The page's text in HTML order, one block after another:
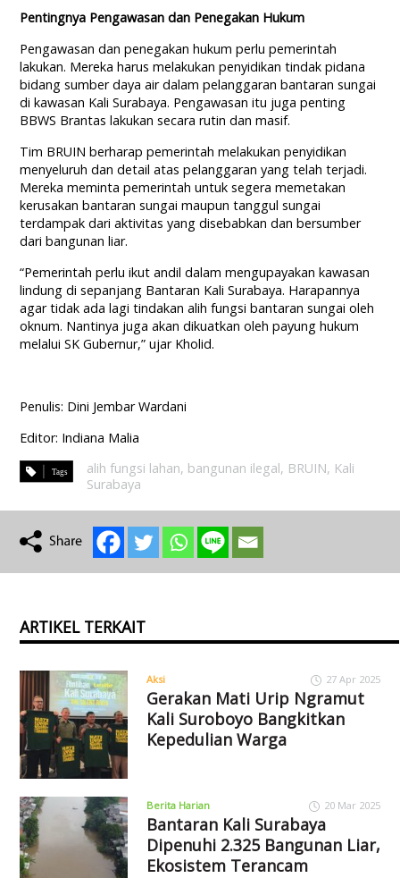
Pentingnya Pengawasan dan Penegakan Hukum
Pengawasan dan penegakan hukum perlu pemerintah
lakukan. Mereka harus melakukan penyidikan tindak pidana
bidang sumber daya air dalam pelanggaran bantaran sungai
di kawasan Kali Surabaya. Pengawasan itu juga penting
BBWS Brantas lakukan secara rutin dan masif.
Tim BRUIN berharap pemerintah melakukan penyidikan
menyeluruh dan detail atas pelanggaran yang telah terjadi.
Mereka meminta pemerintah untuk segera memetakan
kerusakan bantaran sungai maupun tanggul sungai
terdampak dari aktivitas yang disebabkan dan bersumber
dari bangunan liar.
“Pemerintah perlu ikut andil dalam mengupayakan kawasan
lindung di sepanjang Bantaran Kali Surabaya. Harapannya
agar tidak ada lagi tindakan alih fungsi bantaran sungai oleh
oknum. Nantinya juga akan dikuatkan oleh payung hukum
melalui SK Gubernur,” ujar Kholid.
Penulis: Dini Jembar Wardani
Editor: Indiana Malia
alih fungsi lahan, bangunan ilegal, BRUIN, Kali
Surabaya
ARTIKEL TERKAIT
Aksi 27 Apr 2025
Gerakan Mati Urip Ngramut
Kali Suroboyo Bangkitkan
Kepedulian Warga
Berita Harian 20 Mar 2025
Bantaran Kali Surabaya
Dipenuhi 2.325 Bangunan Liar,
Ekosistem Terancam